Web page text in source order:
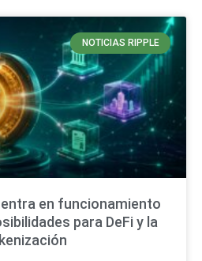
NOTICIAS RIPPLE
entra en funcionamiento
para DeFi y la